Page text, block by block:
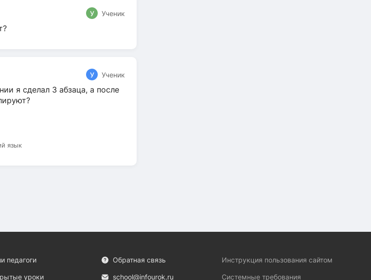
У Ученик
У Ученик
я сделал 3 абзаца, а после
язык
педагоги
уроки
Обратная связь
school@infourok.ru
Инструкция пользования сайтом
Системные требования